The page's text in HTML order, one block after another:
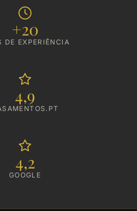
+20
DE EXPERIÊNCIA
4,9
4,2
GOOGLE